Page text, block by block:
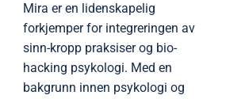
Mira er en lidenskapelig
forkjemper for integreringen av
sinn-kropp praksiser og bio-
hacking psykologi. Med en
bakgrunn innen psykologi og